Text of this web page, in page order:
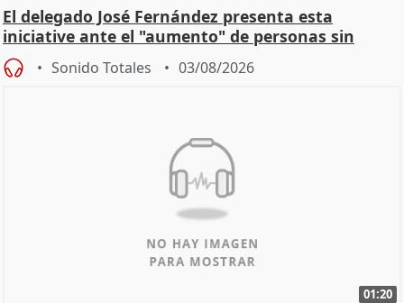
El delegado José Fernández presenta esta
iniciative ante el "aumento" de personas sin
hogar en Madri
Sonido Totales 03/08/2026
01:20